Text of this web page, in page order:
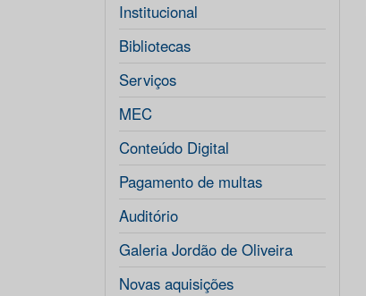
Institucional
Bibliotecas
Serviços
MEC
Conteúdo Digital
Pagamento de multas
Auditório
Galeria Jordão de Oliveira
Novas aquisições